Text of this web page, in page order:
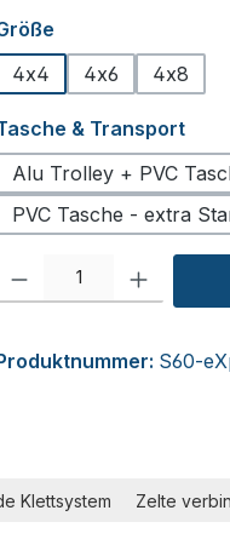
auswählen
4x4
4x6 4x8
& Transport
Alu Trolley + PVC
PVC Tasche - extra
Produkt Anzahl: Gib den
S60-
Klettsystem Zelte